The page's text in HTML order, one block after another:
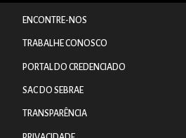
ENCONTRE-NOS
TRABALHE CONOSCO
PORTAL DO CREDENCIADO
SAC DO SEBRAE
TRANSPARÊNCIA